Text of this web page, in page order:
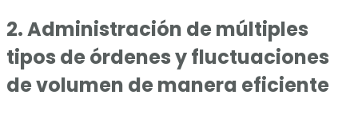
2. Administración de múltiples
tipos de órdenes y fluctuaciones
de volumen de manera eficiente